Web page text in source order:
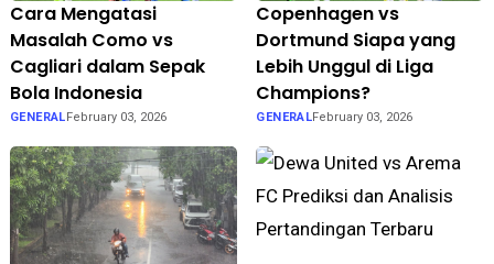
Cara Mengatasi
Masalah Como vs
Cagliari dalam Sepak
Bola Indonesia
GENERALFebruary 03, 2026
Copenhagen vs
Dortmund Siapa yang
Lebih Unggul di Liga
Champions?
GENERALFebruary 03, 2026